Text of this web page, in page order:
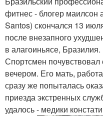
фитнес - блогер
Santos) скончался 13
после внезапного
в алагоиньясе, Бразилия.
Спортсмен
вечером. Его мать,
сразу же попыталась
приезда экстренных
удалось - медики